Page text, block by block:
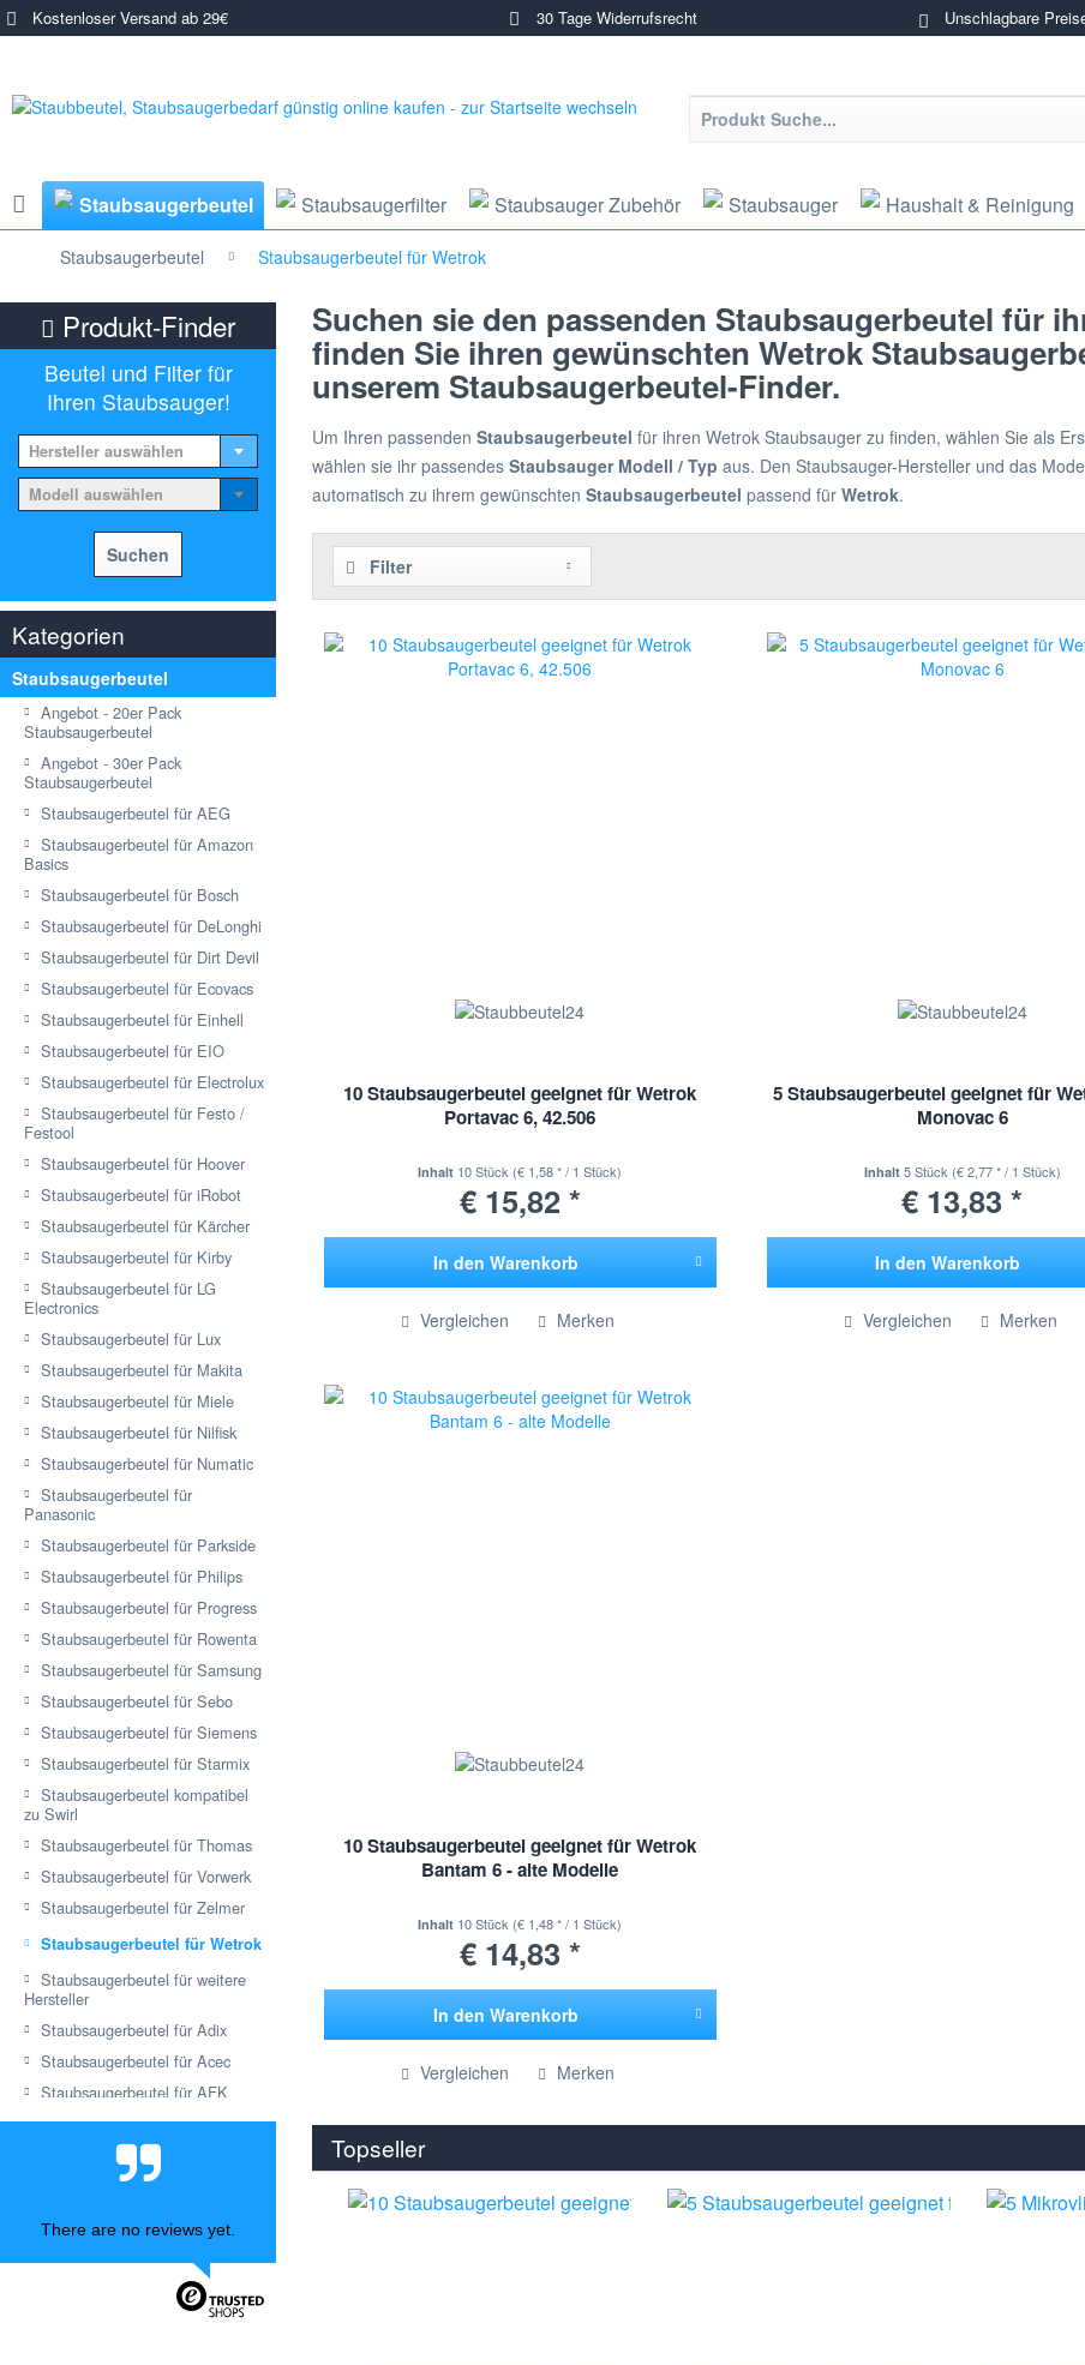
Kostenloser Versand ab 29€ 30 Tage Widerrufsrecht Unschlagbare
Staubsaugerbeutel Staubsaugerfilter Staubsauger Zubehör Staubsauger Haushalt & Reinigung
Staubsaugerbeutel Staubsaugerbeutel für Wetrok
Produkt-Finder
Beutel und Filter für
Ihren Staubsauger!
Hersteller auswählen
Modell auswählen
Suchen
Kategorien
Staubsaugerbeutel
Angebot - 20er Pack
Staubsaugerbeutel
Angebot - 30er Pack
Staubsaugerbeutel
Staubsaugerbeutel für AEG
Staubsaugerbeutel für Amazon
Basics
Staubsaugerbeutel für Bosch
Staubsaugerbeutel für DeLonghi
Staubsaugerbeutel für Dirt Devil
Staubsaugerbeutel für Ecovacs
Staubsaugerbeutel für Einhell
Staubsaugerbeutel für EIO
Staubsaugerbeutel für Electrolux
Staubsaugerbeutel für Festo /
Festool
Staubsaugerbeutel für Hoover
Staubsaugerbeutel für iRobot
Staubsaugerbeutel für Kärcher
Staubsaugerbeutel für Kirby
Staubsaugerbeutel für LG
Electronics
Staubsaugerbeutel für Lux
Staubsaugerbeutel für Makita
Staubsaugerbeutel für Miele
Staubsaugerbeutel für Nilfisk
Staubsaugerbeutel für Numatic
Staubsaugerbeutel für
Panasonic
Staubsaugerbeutel für Parkside
Staubsaugerbeutel für Philips
Staubsaugerbeutel für Progress
Staubsaugerbeutel für Rowenta
Staubsaugerbeutel für Samsung
Staubsaugerbeutel für Sebo
Staubsaugerbeutel für Siemens
Staubsaugerbeutel für Starmix
Staubsaugerbeutel kompatibel
zu Swirl
Staubsaugerbeutel für Thomas
Staubsaugerbeutel für Vorwerk
Staubsaugerbeutel für Zelmer
Staubsaugerbeutel für Wetrok
Staubsaugerbeutel für weitere
Hersteller
Staubsaugerbeutel für Adix
Staubsaugerbeutel für Acec
Staubsaugerbeutel für AFK
Staubsaugerbeutel für Airflo
Staubsaugerbeutel für Airmate
Staubsaugerbeutel für AKA
Staubsaugerbeutel für Alaska
Staubsaugerbeutel für Aldi
There are no reviews yet.
Suchen sie den passenden Staubsaugerbeutel für
finden Sie ihren gewünschten Wetrok
unserem Staubsaugerbeutel-Finder.
Um Ihren passenden Staubsaugerbeutel für ihren Wetrok Staubsauger zu finden, wählen Sie als
wählen sie ihr passendes Staubsauger Modell / Typ aus. Den Staubsauger-Hersteller und das
automatisch zu ihrem gewünschten Staubsaugerbeutel passend für Wetrok.
Filter
10 Staubsaugerbeutel geeignet für Wetrok
Portavac 6, 42.506
Inhalt 10 Stück (€ 1,58 * / 1 Stück)
€ 15,82 *
In den Warenkorb
Vergleichen Merken
5 Staubsaugerbeutel geeignet für
Monovac 6
Inhalt 5 Stück (€ 2,77 * / 1 Stück)
€ 13,83 *
In den Warenkorb
Vergleichen Merken
10 Staubsaugerbeutel geeignet für Wetrok
Bantam 6 - alte Modelle
Inhalt 10 Stück (€ 1,48 * / 1 Stück)
€ 14,83 *
In den Warenkorb
Vergleichen Merken
Topseller